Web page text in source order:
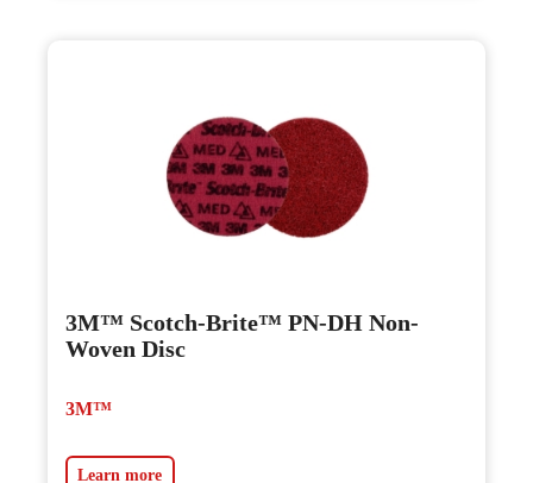
3M™ Scotch-Brite™ PN-DH Non-
Woven Disc
3M™
Learn more